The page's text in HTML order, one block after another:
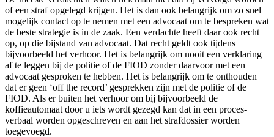
of een straf opgelegd krijgen. Het is dan ook belangrijk om zo snel
mogelijk contact op te nemen met een advocaat om te bespreken wat
de beste strategie is in de zaak. Een verdachte heeft daar ook recht
op, op die bijstand van advocaat. Dat recht geldt ook tijdens
bijvoorbeeld het verhoor. Het is belangrijk om nooit een verklaring
af te leggen bij de politie of de FIOD zonder daarvoor met een
advocaat gesproken te hebben. Het is belangrijk om te onthouden
dat er geen ‘off the record’ gesprekken zijn met de politie of de
FIOD. Als er buiten het verhoor om bij bijvoorbeeld de
koffieautomaat door u iets wordt gezegd kan dat in een proces-
verbaal worden opgeschreven en aan het strafdossier worden
toegevoegd.